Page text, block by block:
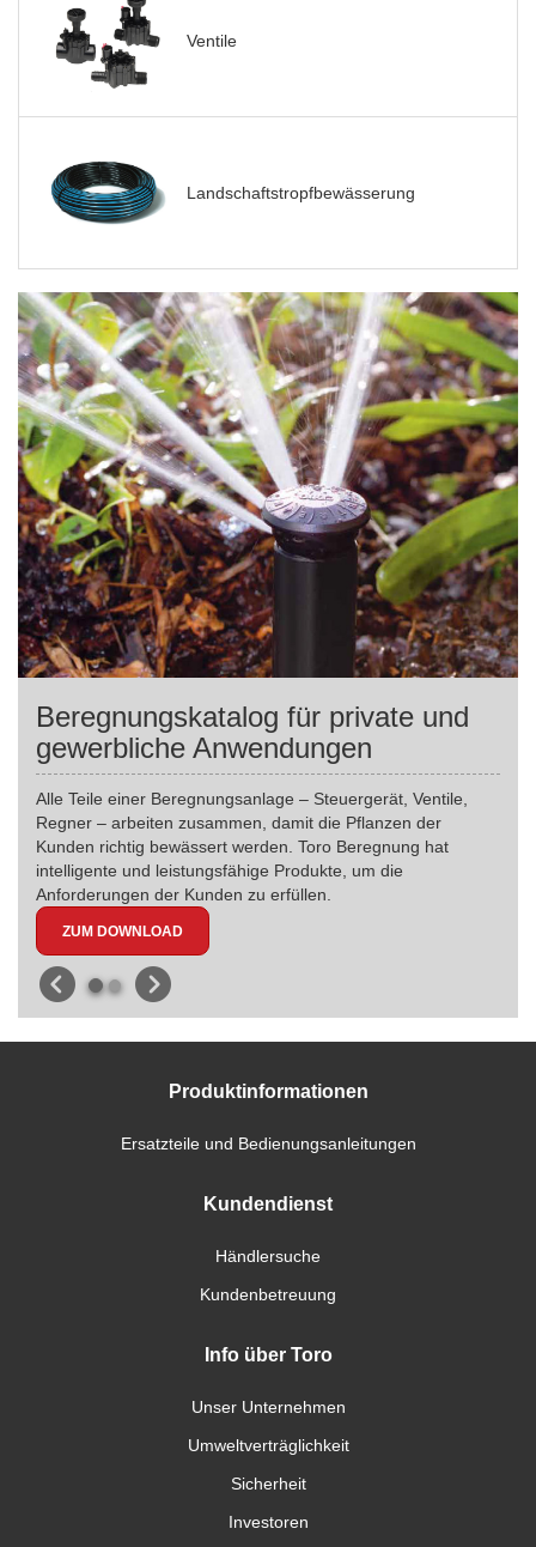
Ventile
Landschaftstropfbewässerung
Beregnungskatalog für private und
gewerbliche Anwendungen
Alle Teile einer Beregnungsanlage – Steuergerät, Ventile,
Regner – arbeiten zusammen, damit die Pflanzen der
Kunden richtig bewässert werden. Toro Beregnung hat
intelligente und leistungsfähige Produkte, um die
Anforderungen der Kunden zu erfüllen.
ZUM DOWNLOAD
Produktinformationen
Ersatzteile und Bedienungsanleitungen
Kundendienst
Händlersuche
Kundenbetreuung
Info über Toro
Unser Unternehmen
Umweltverträglichkeit
Sicherheit
Investoren